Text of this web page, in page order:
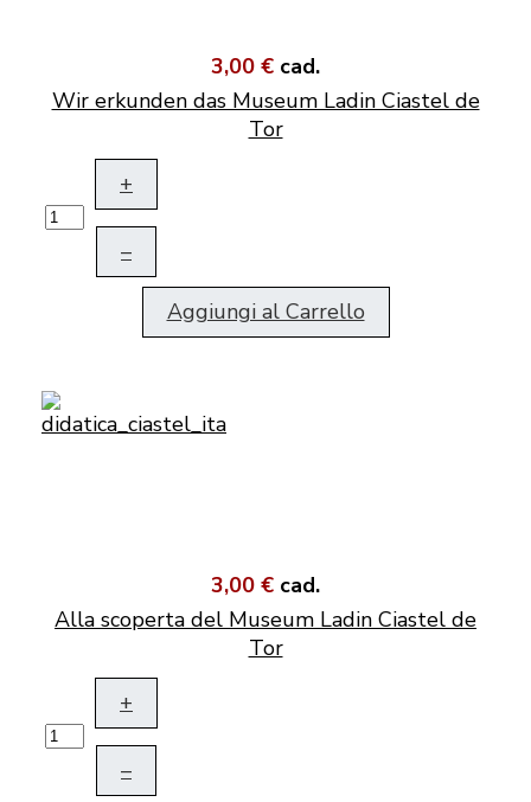
3,00 € cad.
Wir erkunden das Museum Ladin Ciastel de
Tor
+
–
Aggiungi al Carrello
3,00 € cad.
Alla scoperta del Museum Ladin Ciastel de
Tor
+
–